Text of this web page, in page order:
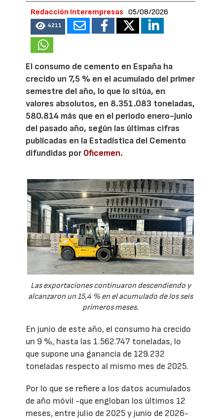
Redacción Interempresas 05/08/2026
4211
El consumo de cemento en España ha
crecido un 7,5 % en el acumulado del primer
semestre del año, lo que lo sitúa, en
valores absolutos, en 8.351.083 toneladas,
580.814 más que en el periodo enero-junio
del pasado año, según las últimas cifras
publicadas en la Estadística del Cemento
difundidas porOficemen.
Las exportaciones continuaron descendiendo y
alcanzaron un 15,4 % en el acumulado de los seis
primeros meses.
En junio de este año, el consumo ha crecido
un 9 %, hasta las 1.562.747 toneladas, lo
que supone una ganancia de 129.232
toneladas respecto al mismo mes de 2025.
Por lo que se refiere a los datos acumulados
de año móvil -que engloban los últimos 12
meses, entre julio de 2025 y junio de 2026-